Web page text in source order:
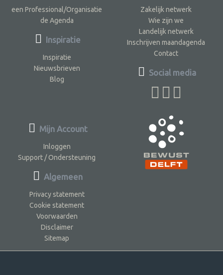
een Professional/Organisatie
de Agenda
Inspiratie
Inspiratie
Nieuwsbrieven
Blog
Zakelijk netwerk
Wie zijn we
Landelijk netwerk
Inschrijven maandagenda
Contact
Social media
Mijn Account
Inloggen
Support / Ondersteuning
Algemeen
Privacy statement
Cookie statement
Voorwaarden
Disclaimer
Sitemap